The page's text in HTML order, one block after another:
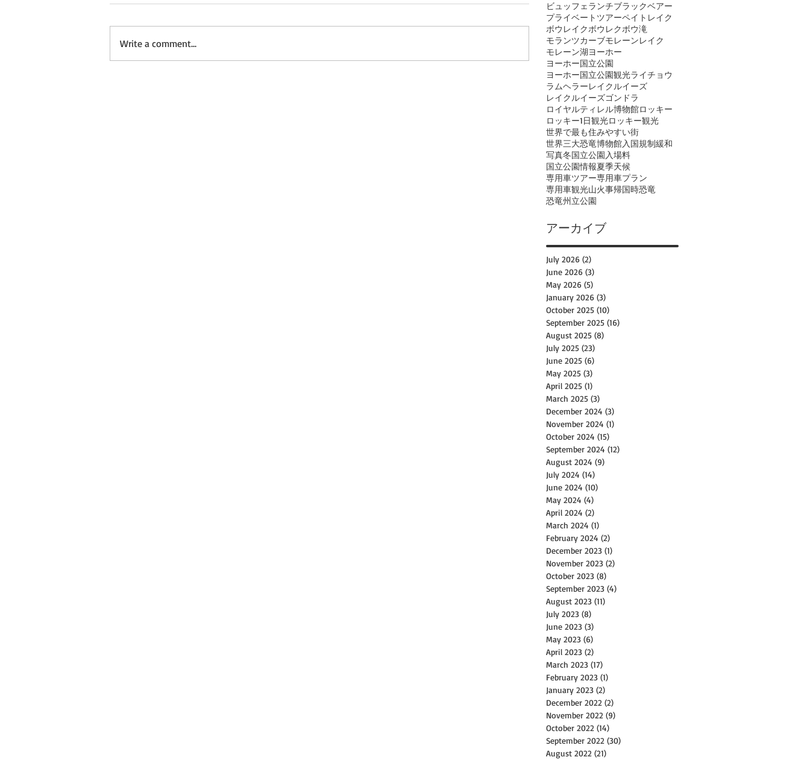
Write a comment...
ビュッフェランチブラックベアー
プライベートツアーペイトレイク
ボウレイクボウレクボウ滝
モランツカーブモレーンレイク
モレーン湖ヨーホー
ヨーホー国立公園
ヨーホー国立公園観光ライチョウ
ラムヘラーレイクルイーズ
レイクルイーズゴンドラ
ロイヤルティレル博物館ロッキー
ロッキー1日観光ロッキー観光
世界で最も住みやすい街
世界三大恐竜博物館入国規制緩和
写真冬国立公園入場料
国立公園情報夏季天候
専用車ツアー専用車プラン
専用車観光山火事帰国時恐竜
恐竜州立公園
アーカイブ
July 2026 (2)
June 2026 (3)
May 2026 (5)
January 2026 (3)
October 2025 (10)
September 2025 (16)
August 2025 (8)
July 2025 (23)
June 2025 (6)
May 2025 (3)
April 2025 (1)
March 2025 (3)
December 2024 (3)
November 2024 (1)
October 2024 (15)
September 2024 (12)
August 2024 (9)
July 2024 (14)
June 2024 (10)
May 2024 (4)
April 2024 (2)
March 2024 (1)
February 2024 (2)
December 2023 (1)
November 2023 (2)
October 2023 (8)
September 2023 (4)
August 2023 (11)
July 2023 (8)
June 2023 (3)
May 2023 (6)
April 2023 (2)
March 2023 (17)
February 2023 (1)
January 2023 (2)
December 2022 (2)
November 2022 (9)
October 2022 (14)
September 2022 (30)
August 2022 (21)